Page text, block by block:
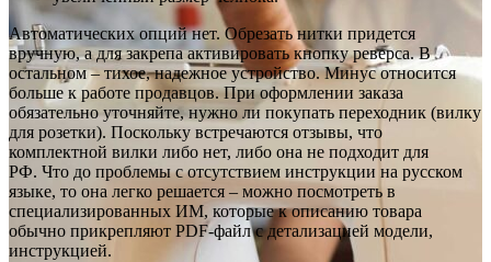
Автоматических опций нет. Обрезать нитки придется
вручную, а для закрепа активировать кнопку реверса. В
остальном – тихое, надежное устройство. Минус относится
больше к работе продавцов. При оформлении заказа
обязательно уточняйте, нужно ли покупать переходник (вилку
для розетки). Поскольку встречаются отзывы, что
комплектной вилки либо нет, либо она не подходит для
РФ. Что до проблемы с отсутствием инструкции на русском
языке, то она легко решается – можно посмотреть в
специализированных ИМ, которые к описанию товара
обычно прикрепляют PDF-файл с детализацией модели,
инструкцией.